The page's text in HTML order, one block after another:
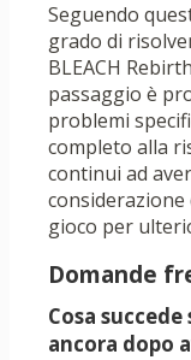
Seguendo
grado di
BLEACH
passaggio è
problemi
completo alla
continui ad
gioco per
Domande
Cosa
ancora dopo